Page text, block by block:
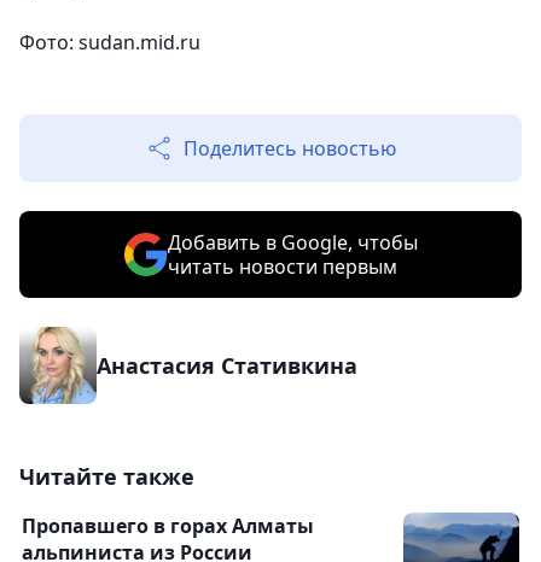
Фото: sudan.mid.ru
Поделитесь новостью
Добавить в Google, чтобы
читать новости первым
Анастасия Стативкина
Читайте также
Пропавшего в горах Алматы
альпиниста из России